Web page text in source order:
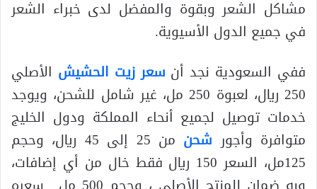
مشاكل الشعر وبقوة والمفضل لدى خبراء الشعر
في جميع الدول الأسيوية.
ففي السعودية نجد أن سعر زيت الحشيش الأصلي
250 ريال، لعبوة 250 مل، غير شامل للشحن، ويوجد
خدمات توصيل لجميع أنحاء المملكة ودول الخليج
متوافرة وأجور شحن
من 25 إلى 45 ريال، وحجم
125مل، السعر 150 ريال فقط خال من أي إضافات،